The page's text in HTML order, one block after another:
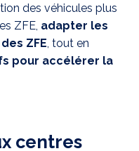
des véhicules plus
ZFE, adapter les
ZFE , tout en
pour accélérer la
centres